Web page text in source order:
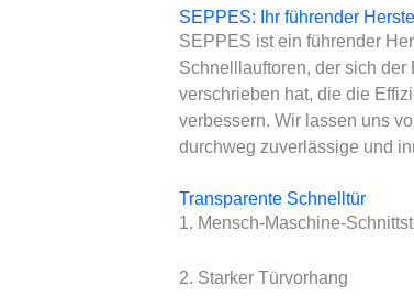
SEPPES: Ihr führender
SEPPES ist ein führender
Schnelllauftoren, der sich
verschrieben hat, die die
verbessern. Wir lassen uns
durchweg zuverlässige und
Transparente Schnelltür
1. Mensch-Maschine-
2. Starker Türvorhang